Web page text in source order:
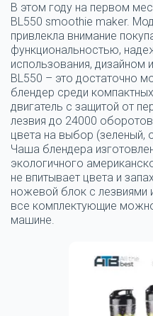
В этом году на первом
BL550 smoothie maker.
привлекла внимание
функциональностью,
использования, дизайном
BL550 – это достаточно
блендер среди
двигатель с защитой от
лезвия до 24000
цвета на выбор (зеленый,
Чаша блендера
экологичного
не впитывает цвета и
ножевой блок с лезвиями
все комплектующие
машине.